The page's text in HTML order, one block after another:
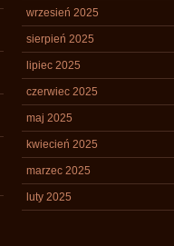
wrzesień 2025
sierpień 2025
lipiec 2025
czerwiec 2025
maj 2025
kwiecień 2025
marzec 2025
luty 2025